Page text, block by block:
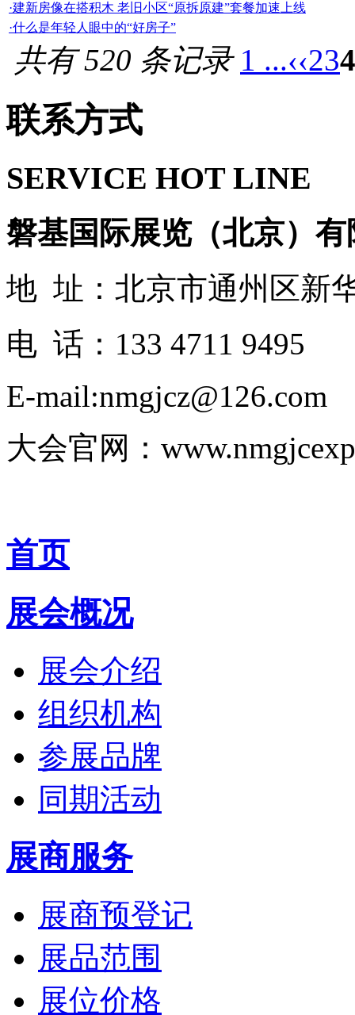
·建新房像在搭积木 老旧小区“原拆原建”套餐加速上线
·什么是年轻人眼中的“好房子”
共有 520 条记录 1 ...‹‹234
联系方式
SERVICE HOT LINE
磐基国际展览（北京）有
地 址：北京市通州区新
电 话：133 4711 9495
E-mail:nmgjcz@126.com
大会官网：
首页
展会概况
展会介绍
组织机构
参展品牌
同期活动
展商服务
展商预登记
展品范围
展位价格